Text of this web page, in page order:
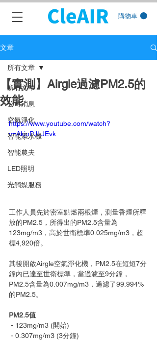
購物車
文章
所有文章
公司消息
空氣淨化
智能添水機
智能農夫
LED照明
光觸媒服務
所有文章
【實測】Airgle過濾PM2.5的
效能
https://www.youtube.com/watch?
v=AkjoPJLJEvk
工作人員先於密室點燃兩根煙，測量香煙所釋
放的PM2.5，所得出的PM2.5含量為
123mg/m3，高於世衛標準0.025mg/m3，超
標4,920倍。
其後開啟Airgle空氣淨化機，PM2.5在短短7分
鐘內已達至世衛標準，當過濾至9分鐘，
PM2.5含量為0.007mg/m3，過濾了99.994%
的PM2.5。
PM2.5值
- 123mg/m3 (開始)
- 0.307mg/m3 (3分鐘)